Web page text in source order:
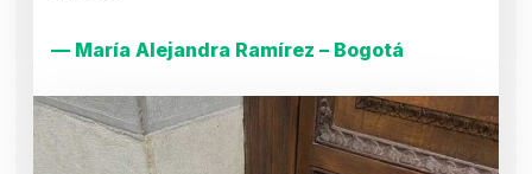
— María Alejandra Ramírez – Bogotá